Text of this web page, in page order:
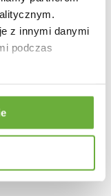
z innymi danymi
podczas